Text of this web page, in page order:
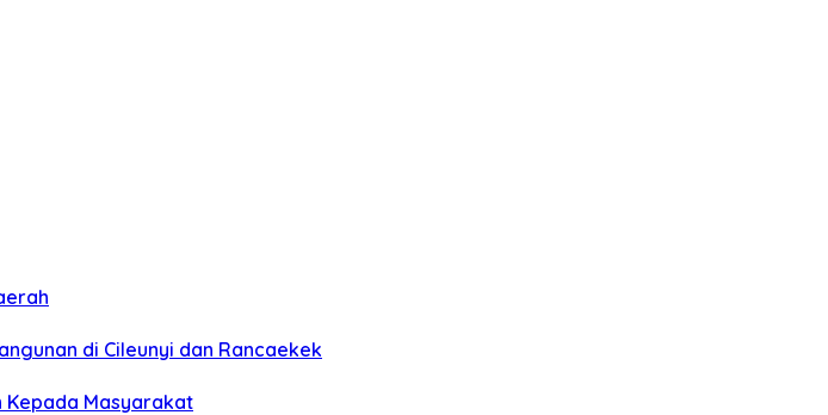
di Cileunyi dan Rancaekek
Kepada Masyarakat